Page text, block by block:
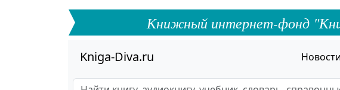
Книжный интернет-фонд
Kniga-Diva.ru Новости